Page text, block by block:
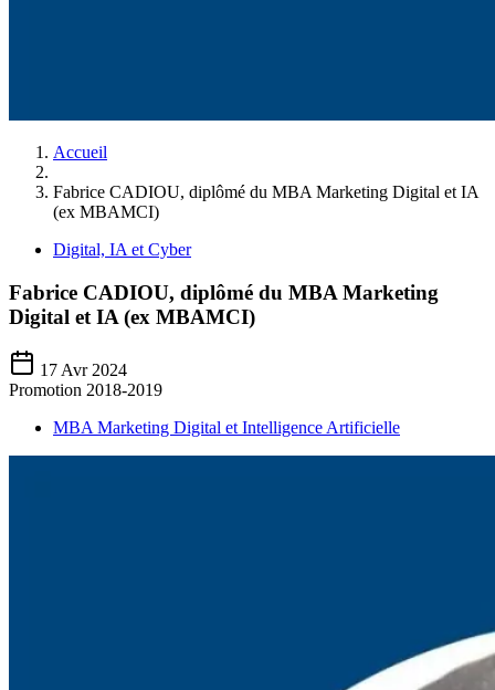
Accueil
Fabrice CADIOU, diplômé du MBA Marketing Digital et IA
(ex MBAMCI)
Digital, IA et Cyber
Fabrice CADIOU, diplômé du MBA Marketing
Digital et IA (ex MBAMCI)
17 Avr 2024
Promotion 2018-2019
MBA Marketing Digital et Intelligence Artificielle